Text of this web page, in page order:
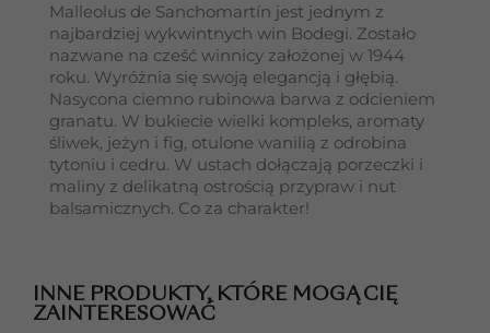
Malleolus de Sanchomartín jest jednym z
najbardziej wykwintnych win Bodegi. Zostało
nazwane na cześć winnicy założonej w 1944
roku. Wyróżnia się swoją elegancją i głębią.
Nasycona ciemno rubinowa barwa z odcieniem
granatu. W bukiecie wielki kompleks, aromaty
śliwek, jeżyn i fig, otulone wanilią z odrobina
tytoniu i cedru. W ustach dołączają porzeczki i
maliny z delikatną ostrością przypraw i nut
balsamicznych. Co za charakter!
INNE PRODUKTY, KTÓRE MOGĄ CIĘ
ZAINTERESOWAĆ